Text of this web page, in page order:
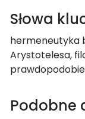
Słowa
hermeneutyka
Arystotelesa,
Podobne